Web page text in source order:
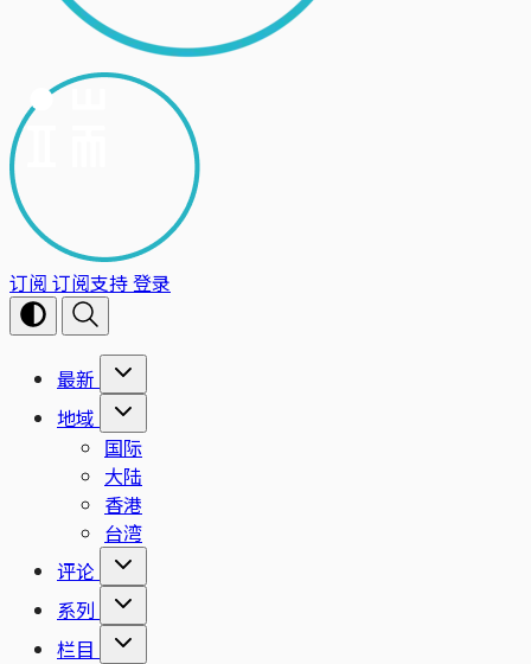
订阅 订阅支持登录
最新
地域
国际
大陆
香港
台湾
评论
系列
栏目